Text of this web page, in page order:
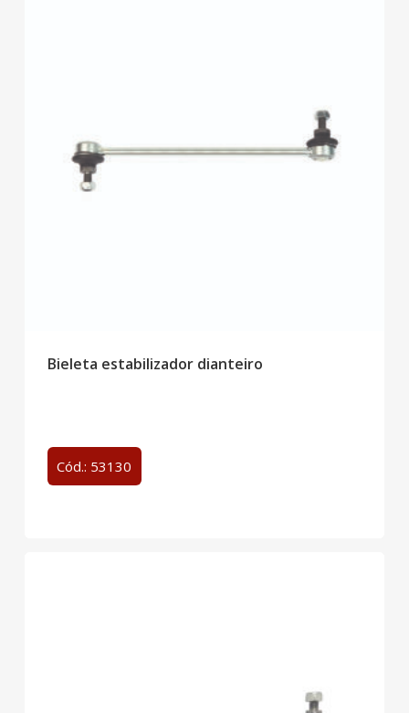
Bieleta estabilizador dianteiro
Cód.: 53130